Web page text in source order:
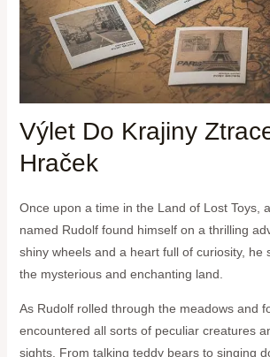
Výlet Do Krajiny
Hraček
Once upon a time in the Land of Lost Toys,
named Rudolf found himself on a thrilling
shiny wheels and ‌a ⁢heart full of curiosity, he
the mysterious and enchanting ⁢land.
As Rudolf rolled through‌ the meadows and
encountered all sorts of‍ peculiar ⁣creatures
sights. From talking teddy bears to ⁤singing